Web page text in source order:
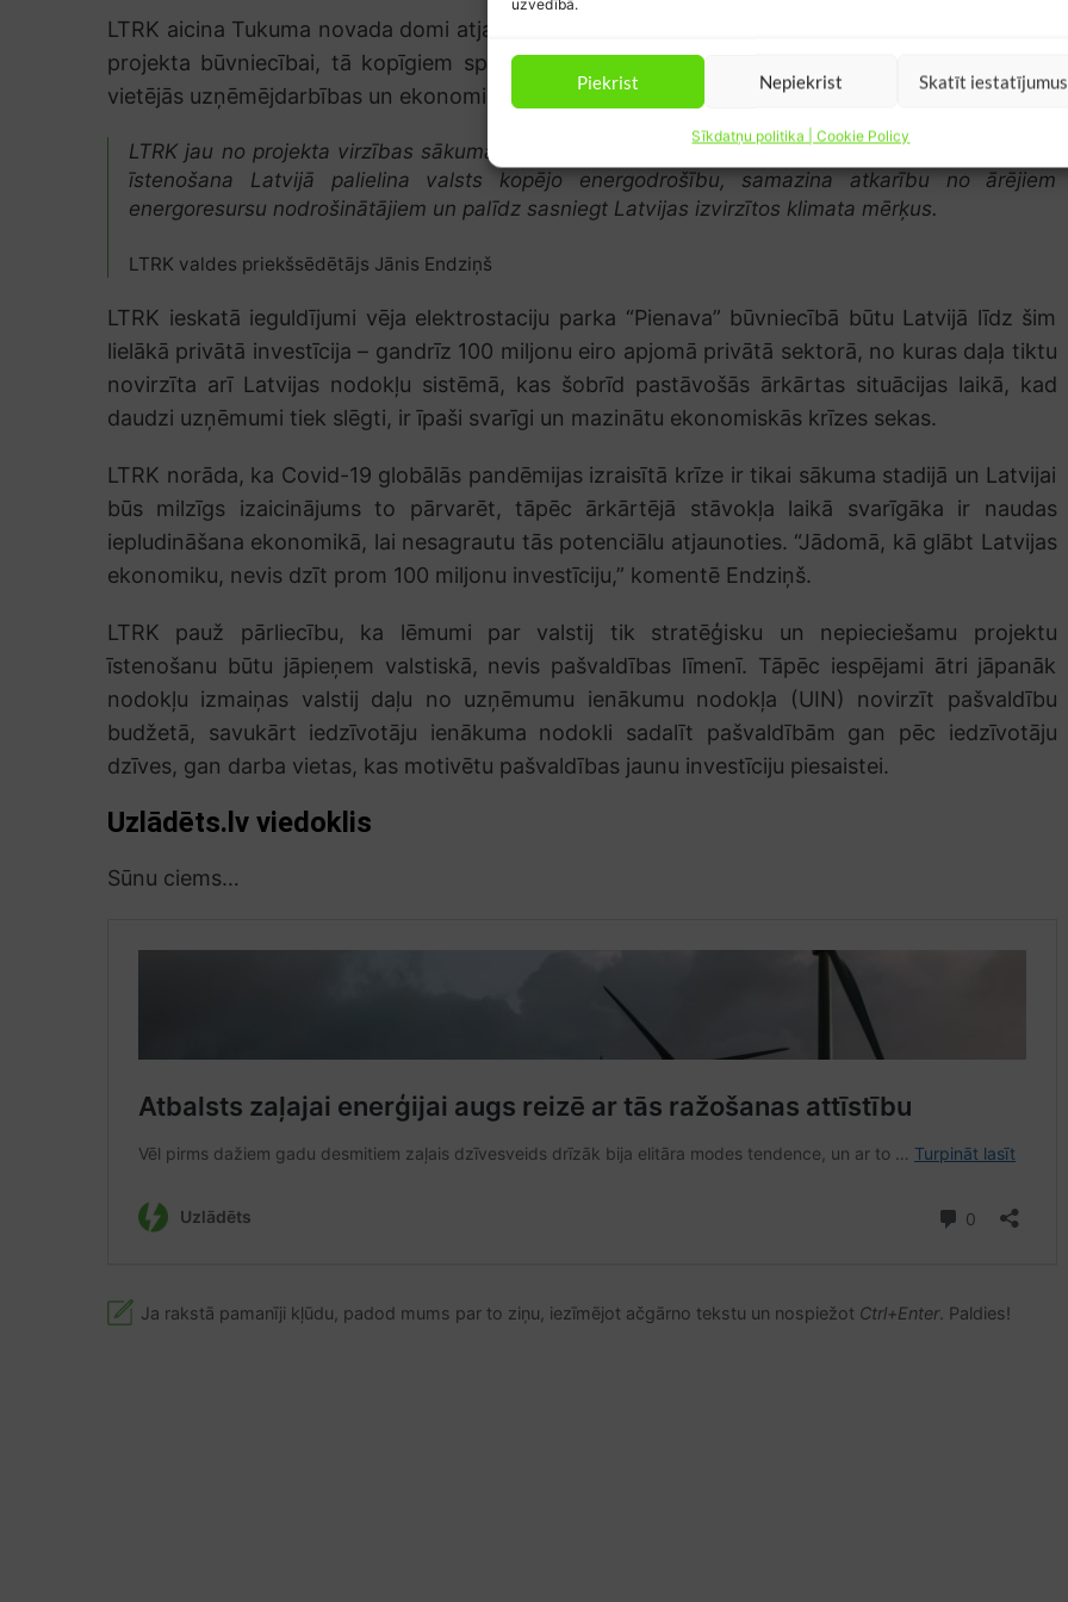
uzvedībā.
Piekrist Nepiekrist Skatīt iestatījumus
Sīkdatņu politika | Cookie Policy
LTRK aicina Tukuma novada domi atjaunot sarunas ar projekta īstenotājiem un rast risinājumu
projekta būvniecībai, tā kopīgiem spēkiem veicinot investīciju pieplūdi Latvijai un stimulējot
vietējās uzņēmējdarbības un ekonomikas attīstību.
LTRK jau no projekta virzības sākuma ir atbalstījusi tā īstenošanu un uzskata, ka šādu projektu
īstenošana Latvijā palielina valsts kopējo energodrošību, samazina atkarību no ārējiem
energoresursu nodrošinātājiem un palīdz sasniegt Latvijas izvirzītos klimata mērķus.
LTRK valdes priekšsēdētājs Jānis Endziņš
LTRK ieskatā ieguldījumi vēja elektrostaciju parka “Pienava” būvniecībā būtu Latvijā līdz šim
lielākā privātā investīcija – gandrīz 100 miljonu eiro apjomā privātā sektorā, no kuras daļa tiktu
novirzīta arī Latvijas nodokļu sistēmā, kas šobrīd pastāvošās ārkārtas situācijas laikā, kad
daudzi uzņēmumi tiek slēgti, ir īpaši svarīgi un mazinātu ekonomiskās krīzes sekas.
LTRK norāda, ka Covid-19 globālās pandēmijas izraisītā krīze ir tikai sākuma stadijā un Latvijai
būs milzīgs izaicinājums to pārvarēt, tāpēc ārkārtējā stāvokļa laikā svarīgāka ir naudas
iepludināšana ekonomikā, lai nesagrautu tās potenciālu atjaunoties. “Jādomā, kā glābt Latvijas
ekonomiku, nevis dzīt prom 100 miljonu investīciju,” komentē Endziņš.
LTRK pauž pārliecību, ka lēmumi par valstij tik stratēģisku un nepieciešamu projektu
īstenošanu būtu jāpieņem valstiskā, nevis pašvaldības līmenī. Tāpēc iespējami ātri jāpanāk
nodokļu izmaiņas valstij daļu no uzņēmumu ienākumu nodokļa (UIN) novirzīt pašvaldību
budžetā, savukārt iedzīvotāju ienākuma nodokli sadalīt pašvaldībām gan pēc iedzīvotāju
dzīves, gan darba vietas, kas motivētu pašvaldības jaunu investīciju piesaistei.
Uzlādēts.lv viedoklis
Sūnu ciems…
Ja rakstā pamanīji kļūdu, padod mums par to ziņu, iezīmējot ačgārno tekstu un nospiežot Ctrl+Enter. Paldies!